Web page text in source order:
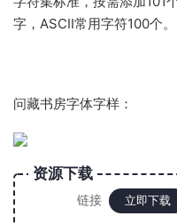
字，ASCII常用字符100个。
问藏书房字体字样：
资源下载
链接 立即下载